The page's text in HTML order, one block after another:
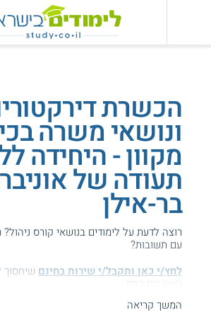
הכשרת
ונושאי משרה
מקוון - היחידה
תעודה של
בר-אילן
רוצה לדעת על לימודים בנושאי קורס
עם תשובות?
לחץ/י כאן ותקבל/י שירות בחינם שיחסוך
הגעת לדף עם מידע על בר-אילן - הכשרת
המשך קריאה